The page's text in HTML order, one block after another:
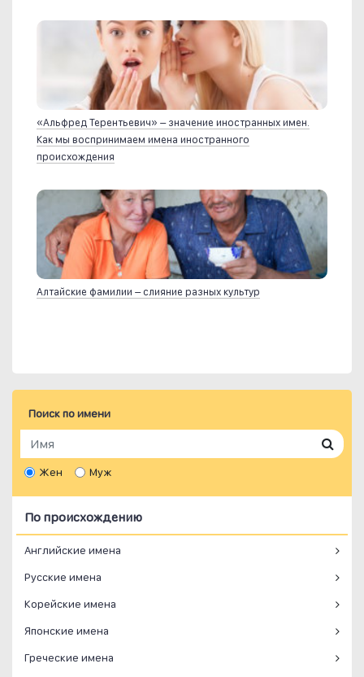
«Альфред Терентьевич» – значение иностранных имен.
Как мы воспринимаем имена иностранного
происхождения
Алтайские фамилии – слияние разных культур
Поиск по имени
Жен Муж
По происхождению
Английские имена
Русские имена
Корейские имена
Японские имена
Греческие имена